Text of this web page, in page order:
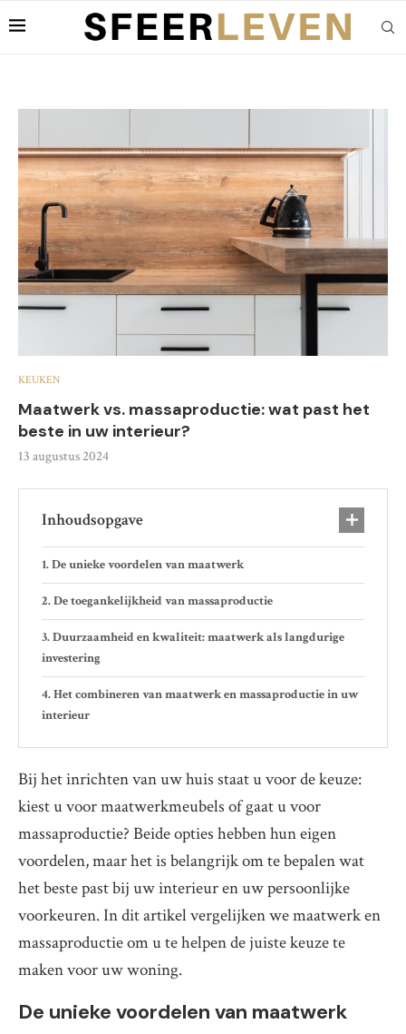
KEUKEN
Maatwerk vs. massaproductie: wat past het
beste in uw interieur?
13 augustus 2024
Inhoudsopgave
De unieke voordelen van maatwerk
De toegankelijkheid van massaproductie
Duurzaamheid en kwaliteit: maatwerk als langdurige
investering
Het combineren van maatwerk en massaproductie in uw
interieur
Bij het inrichten van uw huis staat u voor de keuze:
kiest u voor maatwerkmeubels of gaat u voor
massaproductie? Beide opties hebben hun eigen
voordelen, maar het is belangrijk om te bepalen wat
het beste past bij uw interieur en uw persoonlijke
voorkeuren. In dit artikel vergelijken we maatwerk en
massaproductie om u te helpen de juiste keuze te
maken voor uw woning.
De unieke voordelen van maatwerk